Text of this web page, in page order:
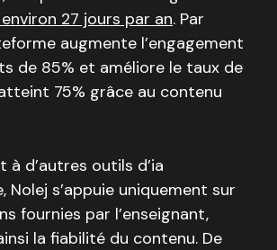
27 jours par an. Par
augmente l’engagement
de 85% et améliore le taux de
75% grâce au contenu
d’autres outils d’ia
Nolej s’appuie uniquement sur
fournies par l’enseignant,
la fiabilité du contenu. De